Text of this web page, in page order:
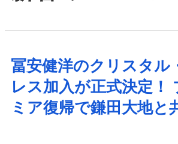
冨安健洋のクリスタル
レス加入が正式決定！
ミア復帰で鎌田大地と